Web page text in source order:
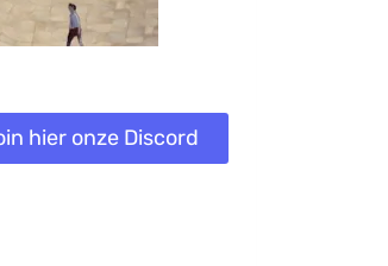
hier onze Discord